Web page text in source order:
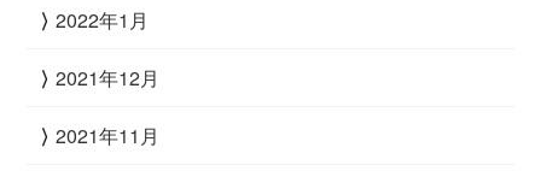
2022年1月
2021年12月
2021年11月